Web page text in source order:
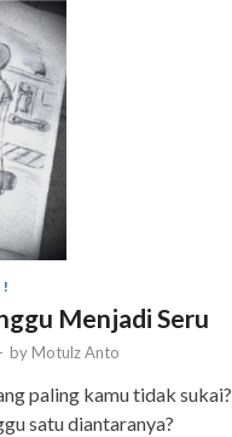
!
Menjadi Seru
- by Motulz Anto
paling kamu tidak sukai?
satu diantaranya?